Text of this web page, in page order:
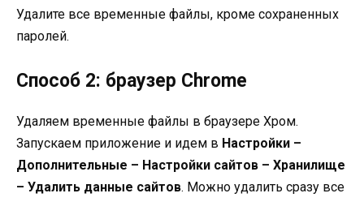
Удалите все временные файлы, кроме сохраненных
паролей.
Способ 2: браузер Chrome
Удаляем временные файлы в браузере Хром.
Запускаем приложение и идем в Настройки –
Дополнительные – Настройки сайтов – Хранилище
– Удалить данные сайтов. Можно удалить сразу все